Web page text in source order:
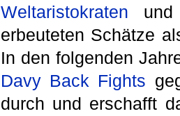
Weltaristokraten und
erbeuteten Schätze
In den folgenden
Davy Back Fights
durch und erschafft